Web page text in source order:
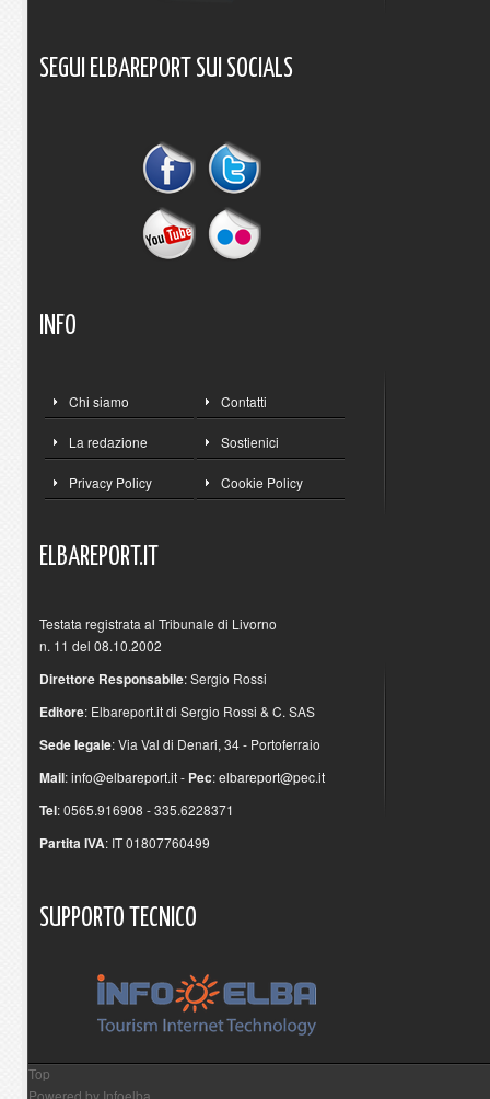
SEGUI ELBAREPORT SUI SOCIALS
INFO
Chi siamo Contatti
La redazione Sostienici
Privacy Policy Cookie Policy
ELBAREPORT.IT
Testata registrata al Tribunale di Livorno
n. 11 del 08.10.2002
Direttore Responsabile: Sergio Rossi
Editore: Elbareport.it di Sergio Rossi & C. SAS
Sede legale: Via Val di Denari, 34 - Portoferraio
Mail:info@elbareport.it- Pec:elbareport@pec.it
Tel: 0565.916908 - 335.6228371
Partita IVA: IT 01807760499
SUPPORTO TECNICO
Top